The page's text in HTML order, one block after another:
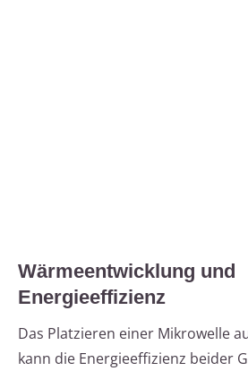
Wärmeentwicklung und
Energieeffizienz
Das Platzieren einer Mikrowelle
kann die Energieeffizienz beider